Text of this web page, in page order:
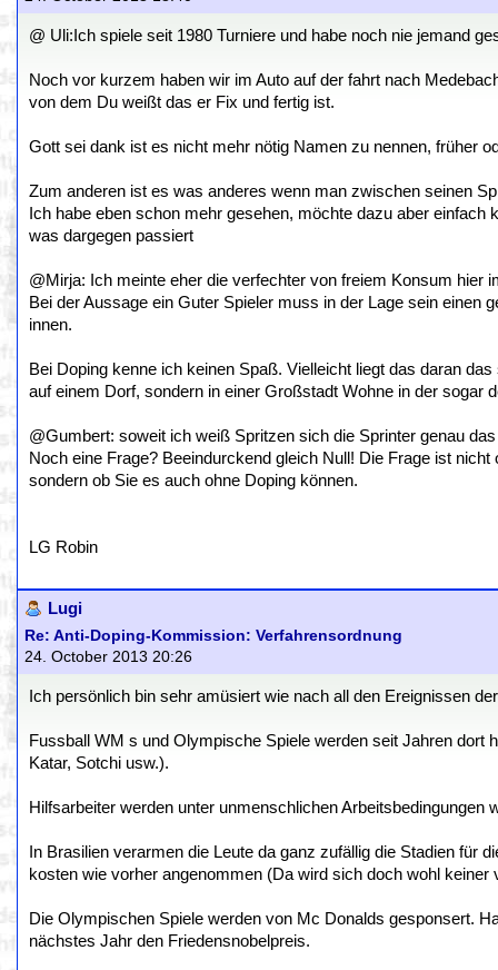
@ Uli:Ich spiele seit 1980 Turniere und habe noch nie jemand
Noch vor kurzem haben wir im Auto auf der fahrt nach
von dem Du weißt das er Fix und fertig ist.
Gott sei dank ist es nicht mehr nötig Namen zu nennen, früher
Zum anderen ist es was anderes wenn man zwischen seinen
Ich habe eben schon mehr gesehen, möchte dazu aber
was dargegen passiert
@Mirja: Ich meinte eher die verfechter von freiem Konsum hier
Bei der Aussage ein Guter Spieler muss in der Lage sein einen
innen.
Bei Doping kenne ich keinen Spaß. Vielleicht liegt das daran
auf einem Dorf, sondern in einer Großstadt Wohne in der sogar
@Gumbert: soweit ich weiß Spritzen sich die Sprinter genau
Noch eine Frage? Beeindurckend gleich Null! Die Frage ist
sondern ob Sie es auch ohne Doping können.
LG Robin
Lugi
Re: Anti-Doping-Kommission: Verfahrensordnung
24. October 2013 20:26
Ich persönlich bin sehr amüsiert wie nach all den Ereignissen
Fussball WM s und Olympische Spiele werden seit Jahren dort
Katar, Sotchi usw.).
Hilfsarbeiter werden unter unmenschlichen Arbeitsbedingungen
In Brasilien verarmen die Leute da ganz zufällig die Stadien für
kosten wie vorher angenommen (Da wird sich doch wohl keiner
Die Olympischen Spiele werden von Mc Donalds gesponsert.
nächstes Jahr den Friedensnobelpreis.